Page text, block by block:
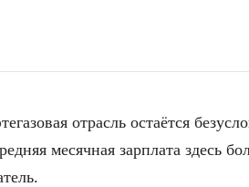
отрасль остаётся
месячная зарплата здесь